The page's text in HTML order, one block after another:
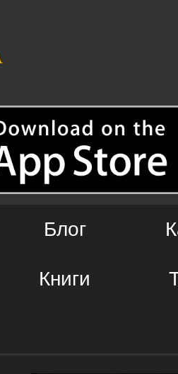
Блог
Книги